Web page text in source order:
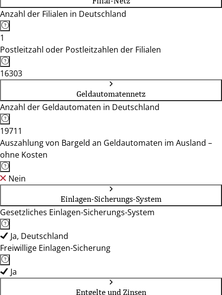
Anzahl der Filialen in Deutschland
1
Postleitzahl oder Postleitzahlen der Filialen
16303
Geldautomatennetz
Anzahl der Geldautomaten in Deutschland
19711
Auszahlung von Bargeld an Geldautomaten im Ausland –
ohne Kosten
Nein
Einlagen-Sicherungs-System
Gesetzliches Einlagen-Sicherungs-System
Ja, Deutschland
Freiwillige Einlagen-Sicherung
Ja
Entgelte und Zinsen